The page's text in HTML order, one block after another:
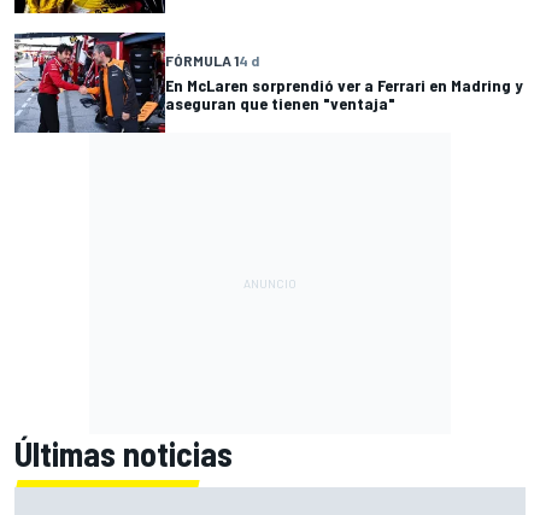
FÓRMULA 14 d
En McLaren sorprendió ver a Ferrari en Madring y
aseguran que tienen "ventaja"
Últimas noticias